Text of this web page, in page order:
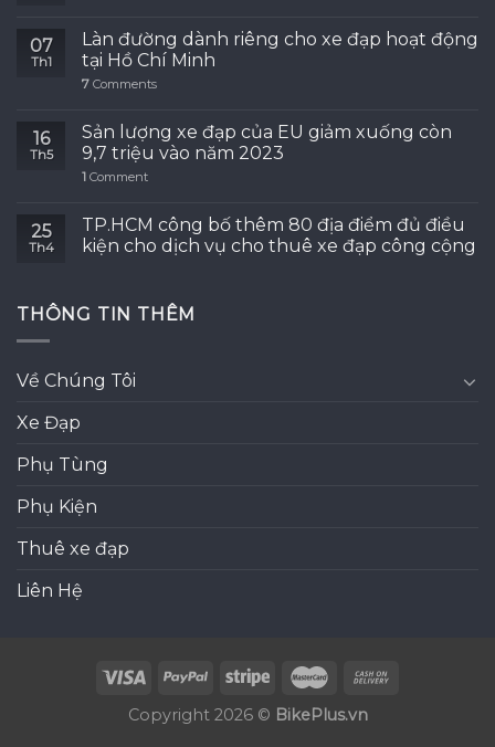
07
Th1
Làn đường dành riêng cho xe đạp hoạt động
tại Hồ Chí Minh
7 Comments
16
Th5
Sản lượng xe đạp của EU giảm xuống còn
9,7 triệu vào năm 2023
1 Comment
25
Th4
TP.HCM công bố thêm 80 địa điểm đủ điều
kiện cho dịch vụ cho thuê xe đạp công cộng
THÔNG TIN THÊM
Về Chúng Tôi
Xe Đạp
Phụ Tùng
Phụ Kiện
Thuê xe đạp
Liên Hệ
Copyright 2026 © BikePlus.vn